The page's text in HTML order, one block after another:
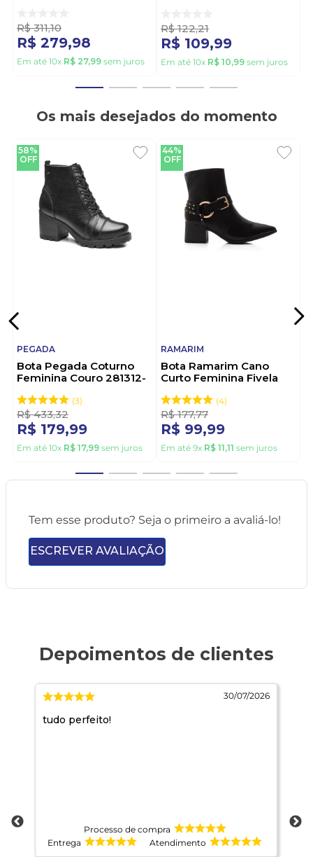
R$ 311,10
R$ 279,98
Em até 10x R$ 27,99 sem juros
White
R$ 122,21
R$ 109,99
Em até 10x R$ 10,99 sem juros
Os mais desejados do momento
58%
OFF
PEGADA
Bota Pegada Coturno
Feminina Couro 281312-
3
R$ 433,32
R$ 179,99
Em até 10x R$ 17,99 sem juros
44%
OFF
RAMARIM
Bota Ramarim Cano
Curto Feminina Fivela
4
R$ 177,77
R$ 99,99
Em até 9x R$ 11,11 sem juros
Tem esse produto? Seja o primeiro a avaliá-lo!
ESCREVER AVALIAÇÃO
30/07/2026
tudo perfeito!
Processo de compra
Entrega
Atendimento